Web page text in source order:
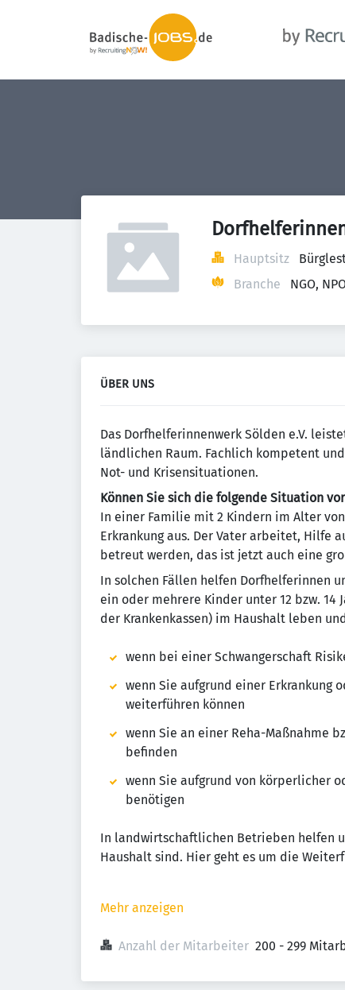
Hauptsitz
Branche
NGO,
ÜBER UNS
Das Dorfhelferinnenwerk Sölden e.V.
ländlichen Raum. Fachlich kompetent
Not- und Krisensituationen.
Können Sie sich die folgende Situation
In einer Familie mit 2 Kindern im Alter
Erkrankung aus. Der Vater arbeitet, Hilfe
betreut werden, das ist jetzt auch eine
In solchen Fällen helfen Dorfhelferinnen
ein oder mehrere Kinder unter 12 bzw. 14
der Krankenkassen) im Haushalt leben
wenn bei einer Schwangerschaft
wenn Sie aufgrund einer Erkrankung
weiterführen können
wenn Sie an einer Reha-Maßnahme
befinden
wenn Sie aufgrund von körperlicher
benötigen
In landwirtschaftlichen Betrieben helfen
Haushalt sind. Hier geht es um die
Mehr anzeigen
Anzahl der Mitarbeiter 200 - 299